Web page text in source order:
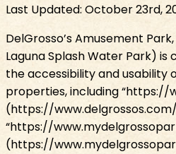
Last Updated: October 23rd, 2025​​​​‌
DelGrosso’s Amusement
Laguna Splash Water Park)
the accessibility and usability
properties, including “https://
(https://
“https://
(https://